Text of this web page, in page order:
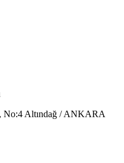
No:4 Altındağ / ANKARA